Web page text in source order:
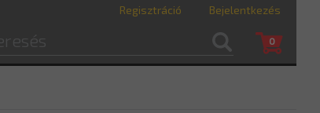
Regisztráció Bejelentkezés
0